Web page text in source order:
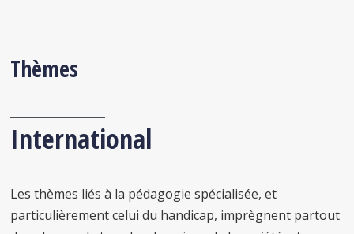
Thèmes
International
Les thèmes liés à la pédagogie spécialisée, et
particulièrement celui du handicap, imprègnent partout